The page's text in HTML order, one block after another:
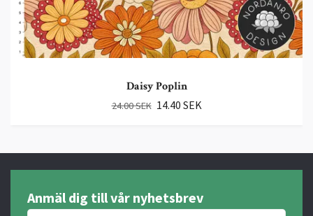
Daisy Poplin
24.00 SEK 14.40 SEK
Anmäl dig till vår nyhetsbrev